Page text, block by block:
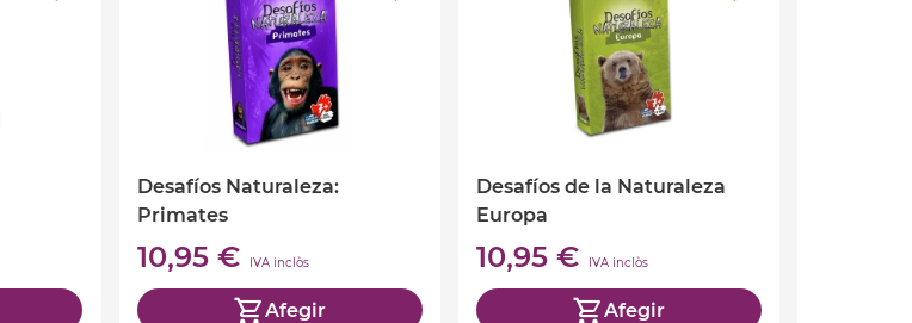
Desafíos Naturaleza:
Primates
10,95 € IVA inclòs
Afegir
Desafíos de la Naturaleza
Europa
10,95 € IVA inclòs
Afegir